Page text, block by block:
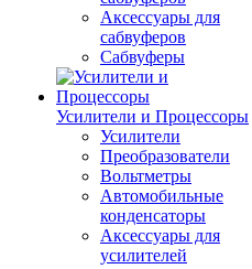
Аксессуары для
сабвуферов
Сабвуферы
Усилители и Процессоры
Усилители
Преобразователи
Вольтметры
Автомобильные
конденсаторы
Аксессуары для
усилителей